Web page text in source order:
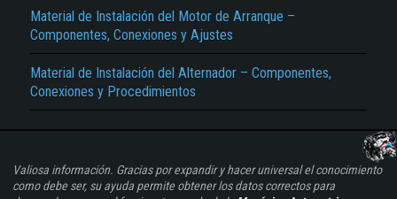
Material de Instalación del Motor de Arranque –
Componentes, Conexiones y Ajustes
Material de Instalación del Alternador – Componentes,
Conexiones y Procedimientos
Valiosa información. Gracias por expandir y hacer universal el conocimiento
como debe ser, su ayuda permite obtener los datos correctos para